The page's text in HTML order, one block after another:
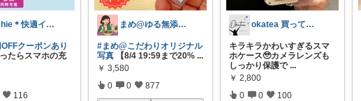
＊shie＊快適インテリア＆雑貨グッズ
クーポンあり
たらスマホの充
116
まめ@ゆる無添加でミニマル生活☕
#まめ@こだわりオリジナル
写真 【8/4 19:59まで20% ...
￥ 3,580
0 0 877
okatea 買ってよかった
キラキラかわいすぎるスマ
ホケース🥹カメラレンズも
しっかり保護で ...
￥ 2,800
0 0 100